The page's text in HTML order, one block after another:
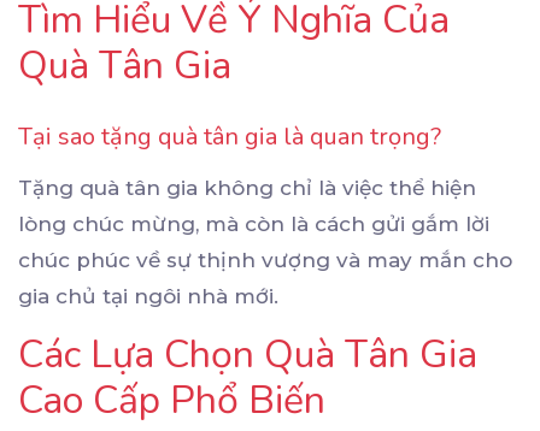
Tìm Hiểu Về Ý Nghĩa Của
Quà Tân Gia
Tại sao tặng quà tân gia là quan trọng?
Tặng quà tân gia không chỉ là việc thể hiện
lòng chúc mừng, mà còn là cách gửi gắm lời
chúc phúc về sự thịnh vượng và may mắn cho
gia chủ tại ngôi nhà mới.
Các Lựa Chọn Quà Tân Gia
Cao Cấp Phổ Biến